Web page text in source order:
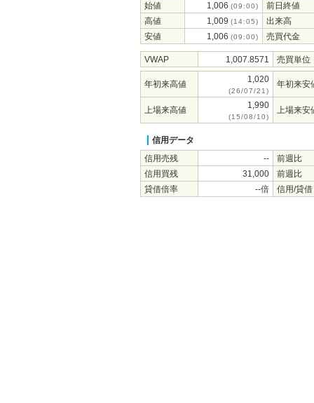
始値 1,006 (09:00)
前日終値
高値
1,009 (14:05)
出来高
安値
1,006 (09:00) 売買代金
VWAP 1,007.8571 売買単位
年初来高値 1,020
(26/07/21)
年初来安
上場来高値 1,990
(15/08/10)
上場来安
信用データ
信用売残
--
前週比
信用買残
31,000
前週比
貸借倍率
--倍 信用/貸借